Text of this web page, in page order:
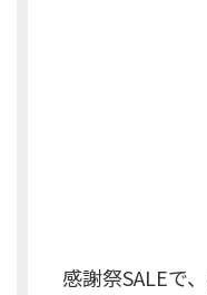
感謝祭SALEで、